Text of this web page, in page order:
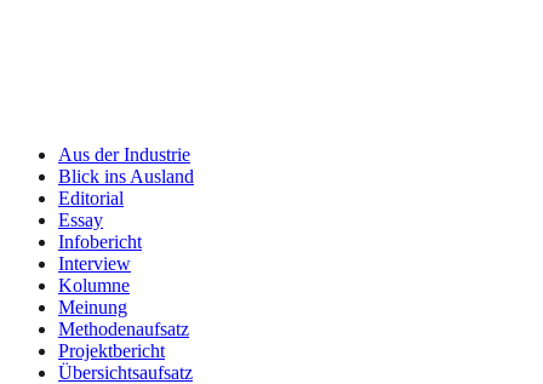
Aus der Industrie
Blick ins Ausland
Editorial
Essay
Infobericht
Interview
Kolumne
Meinung
Methodenaufsatz
Projektbericht
Übersichtsaufsatz